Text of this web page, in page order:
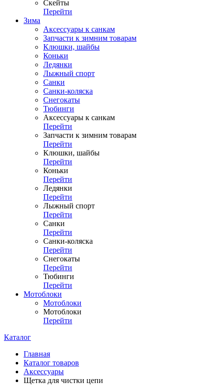
Скейты
Перейти
Зима
Аксессуары к санкам
Запчасти к зимним товарам
Клюшки, шайбы
Коньки
Ледянки
Лыжный спорт
Санки
Санки-коляска
Снегокаты
Тюбинги
Аксессуары к санкам
Перейти
Запчасти к зимним товарам
Перейти
Клюшки, шайбы
Перейти
Коньки
Перейти
Ледянки
Перейти
Лыжный спорт
Перейти
Санки
Перейти
Санки-коляска
Перейти
Снегокаты
Перейти
Тюбинги
Перейти
Мотоблоки
Мотоблоки
Мотоблоки
Перейти
Каталог
Главная
Каталог товаров
Аксессуары
Щетка для чистки цепи